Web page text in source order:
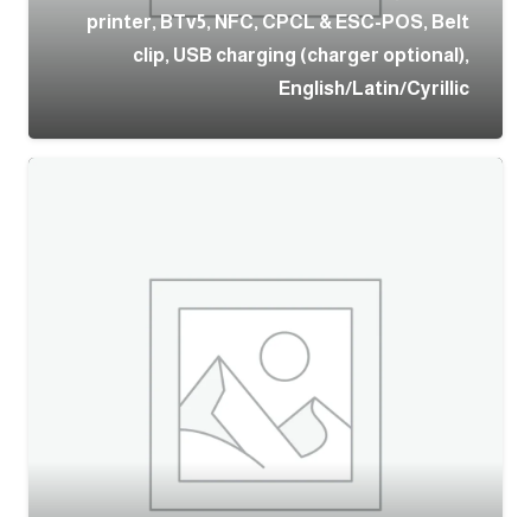
printer, BTv5, NFC, CPCL & ESC-POS, Belt
clip, USB charging (charger optional),
English/Latin/Cyrillic